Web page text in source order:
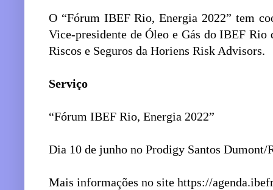
O “Fórum IBEF Rio, Energia 2022” tem
Vice-presidente de Óleo e Gás do IBEF Rio
Riscos e Seguros da Horiens Risk Advisors.
Serviço
“Fórum IBEF Rio, Energia 2022”
Dia 10 de junho no Prodigy Santos Dumont/
Mais informações no site https://